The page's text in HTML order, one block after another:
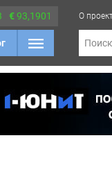
€93,1901 О
Поиск